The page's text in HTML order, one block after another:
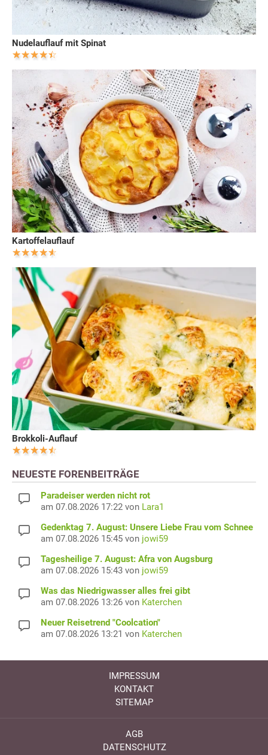
Nudelauflauf mit Spinat
Kartoffelauflauf
Brokkoli-Auflauf
NEUESTE FORENBEITRÄGE
Paradeiser werden nicht rot
am 07.08.2026 17:22 von Lara1
Gedenktag 7. August: Unsere Liebe Frau vom Schnee
am 07.08.2026 15:45 von jowi59
Tagesheilige 7. August: Afra von Augsburg
am 07.08.2026 15:43 von jowi59
Was das Niedrigwasser alles frei gibt
am 07.08.2026 13:26 von Katerchen
Neuer Reisetrend "Coolcation"
am 07.08.2026 13:21 von Katerchen
IMPRESSUM
KONTAKT
SITEMAP
AGB
DATENSCHUTZ